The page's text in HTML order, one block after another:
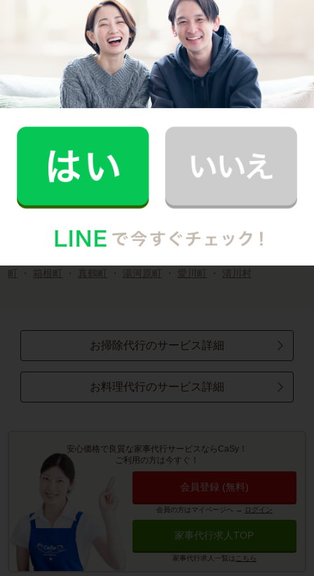
・高津区・ ・川崎区・麻生区
鶴見区・ 神奈川区・西区・中区・ 保土ヶ谷区
港北
区・青葉区・都筑区・旭区・緑区・瀬谷区・港南区 ・磯子
相模原市
中央区・南区
横須賀市・鎌倉市・逗子市・ 厚木市・座間市・大和市・綾
三浦市・秦野市・伊勢原市 ・南足柄市 ・ 葉山町
町
・ 箱根町 ・ 真鶴町 ・ 湯河原町 ・ 愛川町 ・ 清川村
お掃除代行のサービス詳細
お料理代行のサービス詳細
安心価格で良質な家事代行サービスならCaSy！
ご利用の方は今すぐ！
会員登録 (無料)
会員の方はマイページへ → ログイン
家事代行求人TOP
家事代行求人一覧は こちら